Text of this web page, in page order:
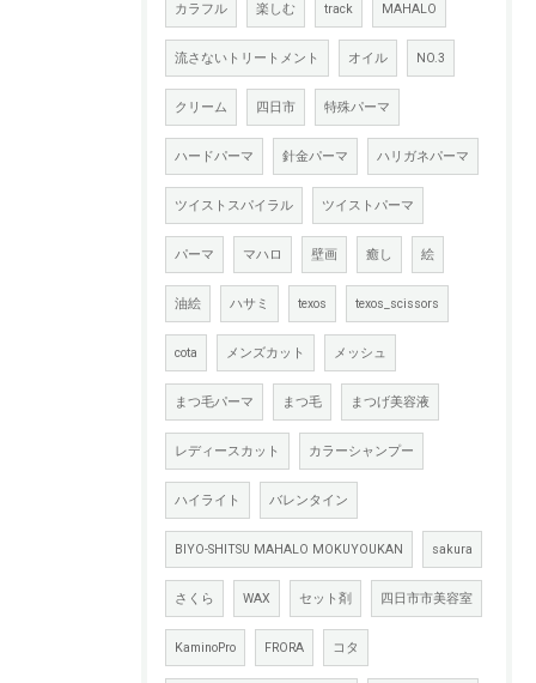
カラフル 楽しむ track MAHALO
流さないトリートメント オイル NO.3
クリーム 四日市 特殊パーマ
ハードパーマ 針金パーマ ハリガネパーマ
ツイストスパイラル ツイストパーマ
パーマ マハロ 壁画 癒し 絵
油絵 ハサミ texos texos_scissors
cota メンズカット メッシュ
まつ毛パーマ まつ毛 まつげ美容液
レディースカット カラーシャンプー
ハイライト バレンタイン
BIYO-SHITSU MAHALO MOKUYOUKAN sakura
さくら WAX セット剤 四日市市美容室
KaminoPro FRORA コタ